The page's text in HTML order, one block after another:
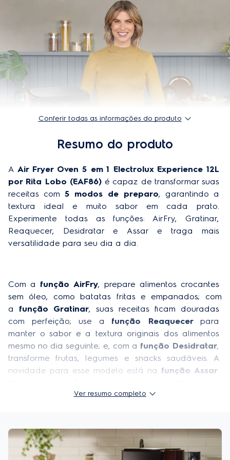
Código comercial - 127V
Origem Importado
Garantia do produto 1 ano
EAN-13 7909569508183 (127V), 7909569504246 (220V)
EAN - 220v 7909569504246
Timer (min) Até 90min (até 24h para a função "Desidratar")
Código comercial - 220V 5311AABR202
Luz indicadora de funcionamento Sim
Comprimento do cabo elétrico (m) 0,8m
Modos de
preparo
5 em 1 (Airfry Assar Gratinar Reaquecer e
Desidratar)
Conferir todas as informações do produto
Resumo do produto
A Air Fryer Oven 5 em 1 Electrolux Experience 12L
por Rita Lobo (EAF86) é capaz de transformar suas
receitas com 5 modos de preparo, garantindo a
textura ideal e muito sabor em cada prato.
Experimente todas as funções: AirFry, Gratinar,
Reaquecer, Desidratar e Assar e traga mais
versatilidade para seu dia a dia.
Com a função AirFry, prepare alimentos crocantes
sem óleo, como batatas fritas e empanados; com
a função Gratinar, suas receitas ficam douradas
com perfeição; use a função Reaquecer para
manter o sabor e a textura originais dos alimentos
mesmo no dia seguinte; e, com a função Desidratar,
transforme frutas, legumes e snacks saudáveis. A
novidade para esse modelo está na função Assar:
Ela vem com 3 acessórios essenciais: uma
bandeja antiaderente, uma bandeja coletora de
Ver resumo completo